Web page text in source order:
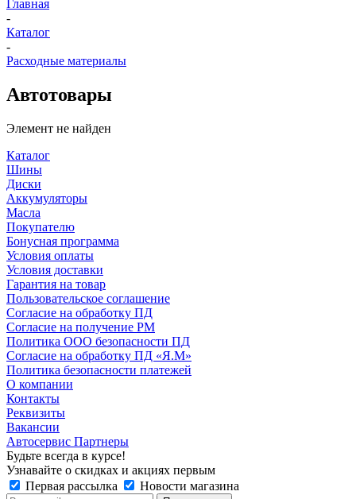
Главная
-
Каталог
-
Расходные материалы
Автотовары
Элемент не найден
Каталог
Шины
Диски
Аккумуляторы
Масла
Покупателю
Бонусная программа
Условия оплаты
Условия доставки
Гарантия на товар
Пользовательское соглашение
Согласие на обработку ПД
Согласие на получение РМ
Политика ООО безопасности ПД
Согласие на обработку ПД «Я.М»
Политика безопасности платежей
О компании
Контакты
Реквизиты
Вакансии
Автосервис Партнеры
Будьте всегда в курсе!
Узнавайте о скидках и акциях первым
Первая рассылка
Новости магазина